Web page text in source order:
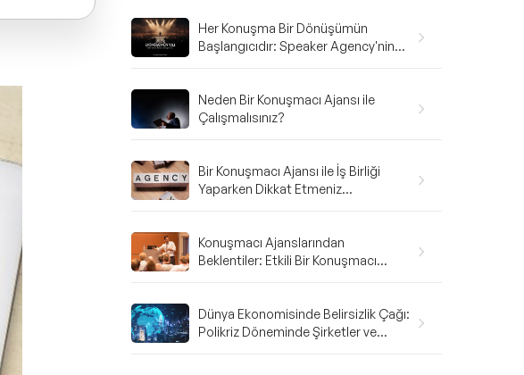
Her Konuşma Bir Dönüşümün
Başlangıcıdır: Speaker Agency'nin
Neden Bir Konuşmacı Ajansı ile
Çalışmalısınız?
Bir Konuşmacı Ajansı ile İş Birliği
Yaparken Dikkat Etmeniz
Konuşmacı Ajanslarından
Beklentiler: Etkili Bir Konuşmacı
Dünya Ekonomisinde Belirsizlik Çağı:
Polikriz Döneminde Şirketler ve